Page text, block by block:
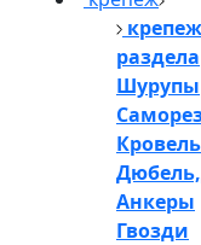
крепеж
раздела
Шурупы
Анкеры
Гвозди